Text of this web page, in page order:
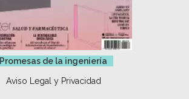
Promesas de la ingeniería
Aviso Legal y Privacidad